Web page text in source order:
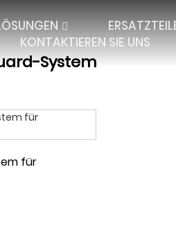
KONTAKTIEREN SIE UNS
System
für